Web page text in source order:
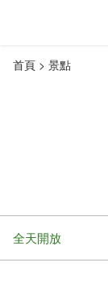
首頁 景點
全天開放